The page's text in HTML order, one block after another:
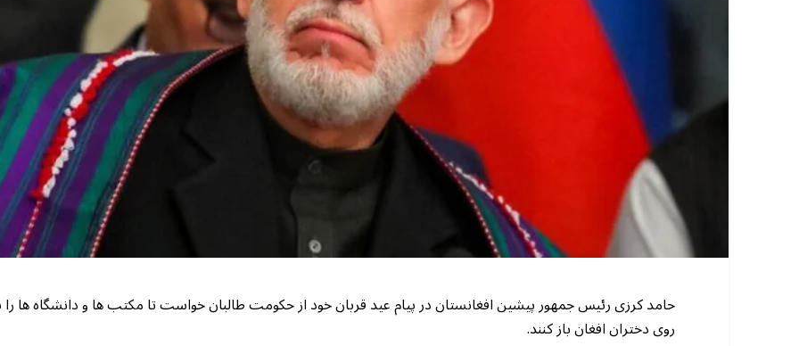
حامد کرزی رئیس جمهور پیشین افغانستان در پیام عید قربان خود از حکومت طالبان خواست تا مکتب ها و دانشگاه ها را
روی دختران افغان باز کنند.